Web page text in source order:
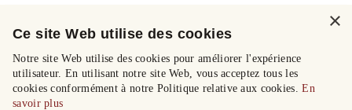
×
Ce site Web utilise des cookies
Notre site Web utilise des cookies pour améliorer l'expérience
utilisateur. En utilisant notre site Web, vous acceptez tous les
cookies conformément à notre Politique relative aux cookies.En
savoir plus